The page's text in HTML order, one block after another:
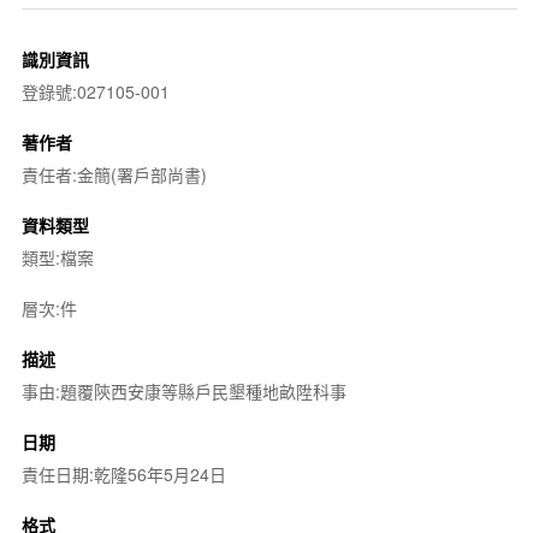
識別資訊
登錄號:027105-001
著作者
責任者:金簡(署戶部尚書)
資料類型
類型:檔案
層次:件
描述
事由:題覆陝西安康等縣戶民墾種地畝陞科事
日期
責任日期:乾隆56年5月24日
格式